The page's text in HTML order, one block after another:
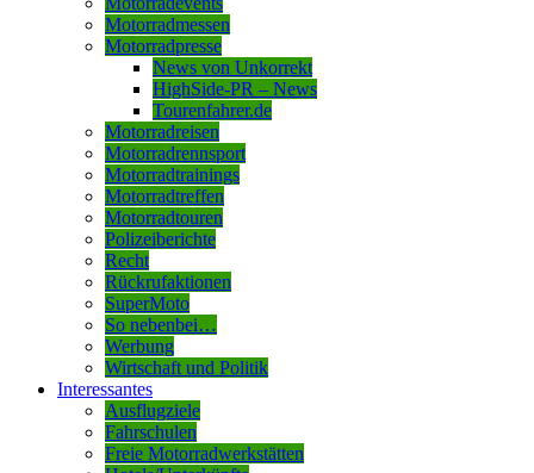
Motorradmessen
Motorradpresse
News von Unkorrekt
HighSide-PR – News
Tourenfahrer.de
Motorradreisen
Motorradrennsport
Motorradtrainings
Motorradtreffen
Motorradtouren
Polizeiberichte
Recht
Rückrufaktionen
SuperMoto
So nebenbei…
Werbung
Wirtschaft und Politik
Interessantes
Ausflugziele
Fahrschulen
Freie Motorradwerkstätten